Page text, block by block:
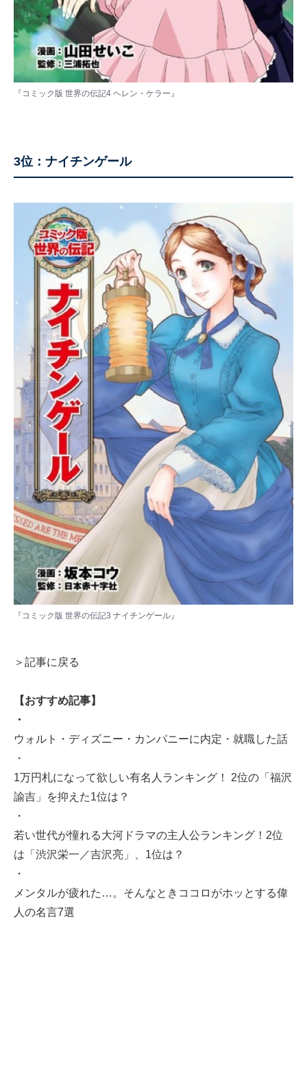
『コミック版 世界の伝記4 ヘレン・ケラー』
3位：ナイチンゲール
『コミック版 世界の伝記3 ナイチンゲール』
＞記事に戻る
【おすすめ記事】
・
ウォルト・ディズニー・カンパニーに内定・就職した話
・
1万円札になって欲しい有名人ランキング！ 2位の「福沢
諭吉」を抑えた1位は？
・
若い世代が憧れる大河ドラマの主人公ランキング！2位
は「渋沢栄一／吉沢亮」、1位は？
・
メンタルが疲れた…。そんなときココロがホッとする偉
人の名言7選